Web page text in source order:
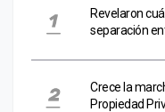
Revelaron
separación
Crece la
Propiedad